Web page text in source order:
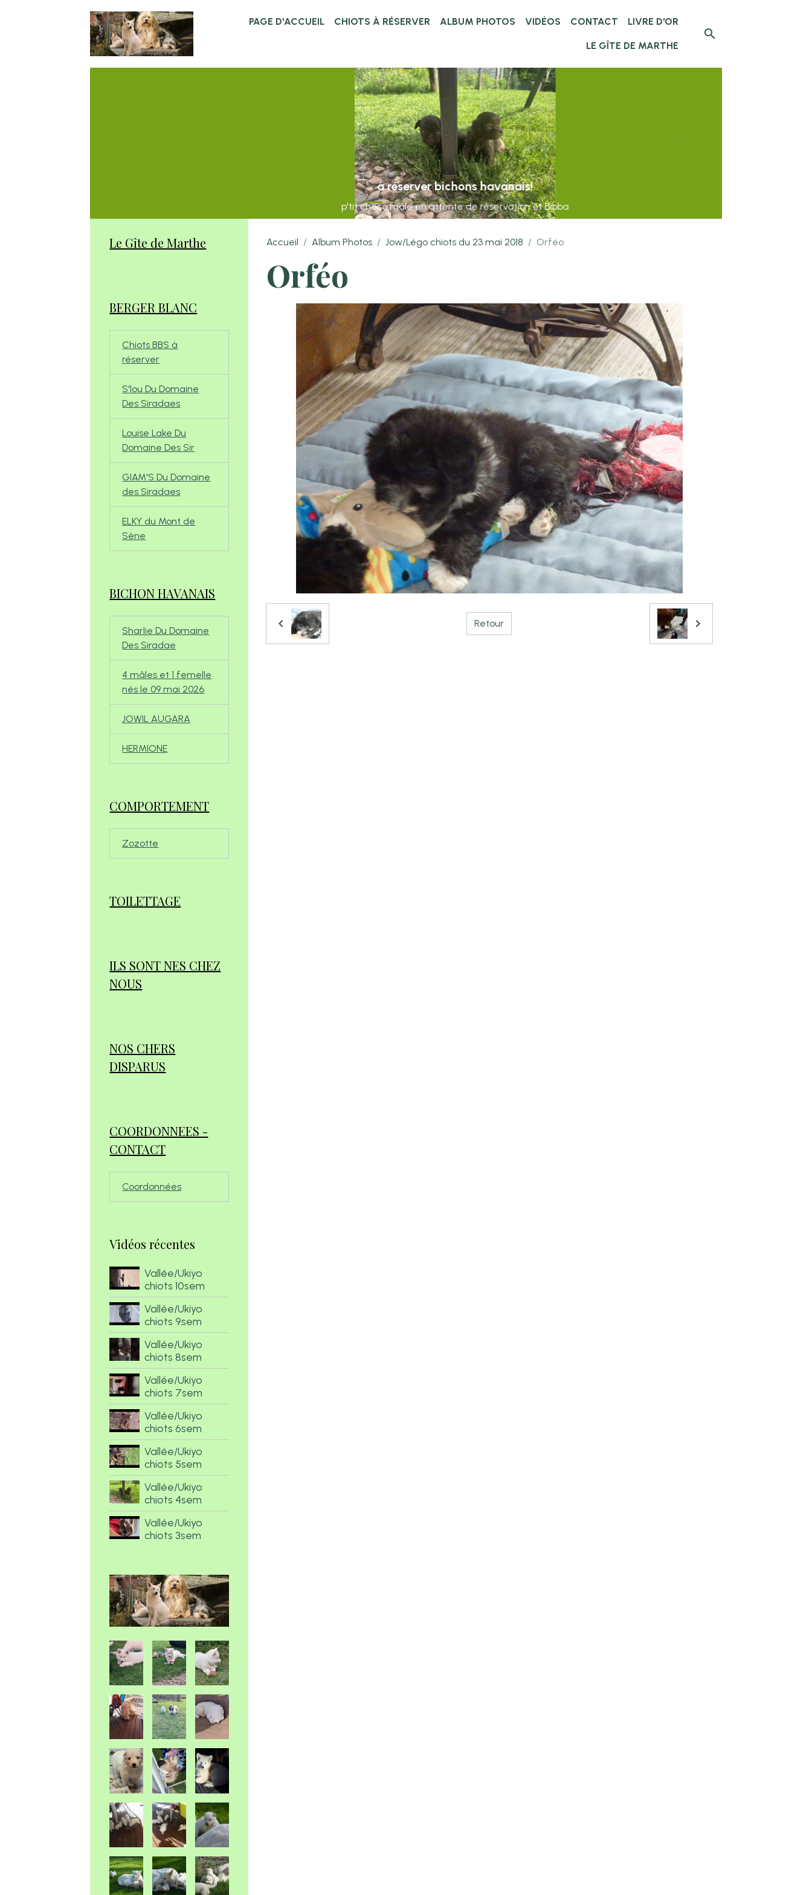
PAGE D'ACCUEIL CHIOTS À RÉSERVER ALBUM PHOTOS VIDÉOS CONTACT LIVRE D'OR
LE GÎTE DE MARTHE
à réserver bichons havanais!
p'tit choco mâle en attente de réservation et Bibba
Accueil Album Photos Jow/Légo chiots du 23 mai 2018 Orféo
Orféo
Retour
Le Gîte de Marthe
BERGER BLANC
Chiots BBS à
réserver
S'lou Du Domaine
Des Siradaes
Louise Lake Du
Domaine Des Sir
GIAM'S Du Domaine
des Siradaes
ELKY du Mont de
Sène
BICHON HAVANAIS
Sharlie Du Domaine
Des Siradae
4 mâles et 1 femelle
nés le 09 mai 2026
JOWIL AUGARA
HERMIONE
COMPORTEMENT
Zozotte
TOILETTAGE
ILS SONT NES CHEZ
NOUS
NOS CHERS
DISPARUS
COORDONNEES -
CONTACT
Coordonnées
Vidéos récentes
Vallée/Ukiyo
chiots 10sem
Vallée/Ukiyo
chiots 9sem
Vallée/Ukiyo
chiots 8sem
Vallée/Ukiyo
chiots 7sem
Vallée/Ukiyo
chiots 6sem
Vallée/Ukiyo
chiots 5sem
Vallée/Ukiyo
chiots 4sem
Vallée/Ukiyo
chiots 3sem